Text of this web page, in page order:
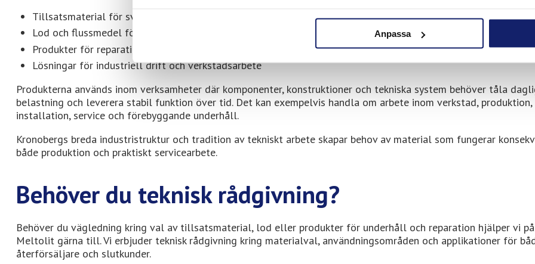
Anpassa
Tillsatsmaterial för svetsning
Lod och flussmedel för lödning
Produkter för reparation och underhåll
Lösningar för industriell drift och verkstadsarbete
Produkterna används inom verksamheter där komponenter, konstruktioner och tekniska system behöver tåla
belastning och leverera stabil funktion över tid. Det kan exempelvis handla om arbete inom verkstad, produktion,
installation, service och förebyggande underhåll.
Kronobergs breda industristruktur och tradition av tekniskt arbete skapar behov av material som fungerar
både produktion och praktiskt servicearbete.
Behöver du teknisk rådgivning?
Behöver du vägledning kring val av tillsatsmaterial, lod eller produkter för underhåll och reparation hjälper vi på
Meltolit gärna till. Vi erbjuder teknisk rådgivning kring materialval, användningsområden och applikationer för
återförsäljare och slutkunder.